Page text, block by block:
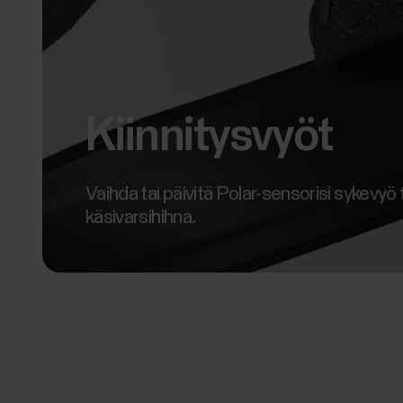
Kiinnitysvyöt
Vaihda tai päivitä Polar-sensorisi sykevyö
käsivarsihihna.